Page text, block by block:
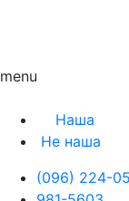
menu
Наша
Не наша
(096) 224-